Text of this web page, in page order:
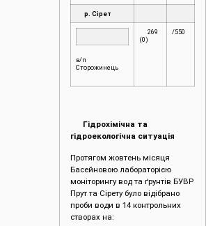
р. Сірет
в/п
Сторожинець
269
(0)
/550
Гідрохімічна та
гідроекологічна ситуація
Протягом жовтень місяця
Басейновою лабораторією
моніторингу вод та ґрунтів БУВР
Прут та Сірету було відібрано
проби води в 14 контрольних
створах на: